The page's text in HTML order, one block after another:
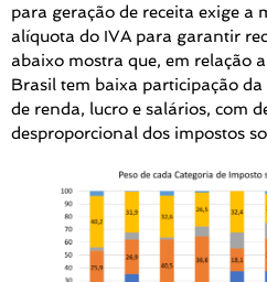
para geração de receita exige a
alíquota do IVA para garantir
abaixo mostra que, em relação
Brasil tem baixa participação
de renda, lucro e salários, com
desproporcional dos impostos